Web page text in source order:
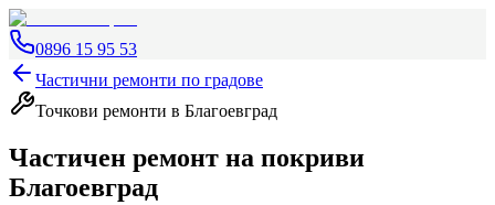
0896 15 95 53
Частични ремонти по градове
Точкови ремонти в Благоевград
Частичен ремонт на покриви
Благоевград